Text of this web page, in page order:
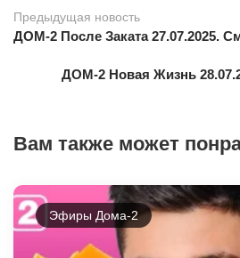
Предыдущая новость
ДОМ-2 После Заката 27.07.2025.
ДОМ-2 Новая Жизнь
Вам также может
Эфиры Дома-2